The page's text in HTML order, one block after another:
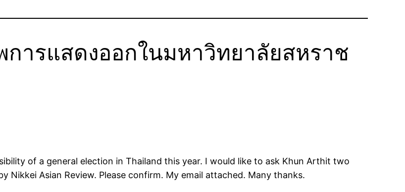
พการแสดงออกในมหาวิทยาลัยสหราช
of a general election in Thailand this year. I would like to ask Khun Arthit two
Nikkei Asian Review. Please confirm. My email attached. Many thanks.